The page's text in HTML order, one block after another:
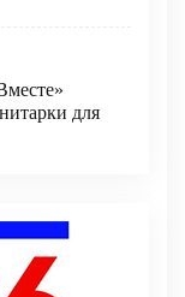
для